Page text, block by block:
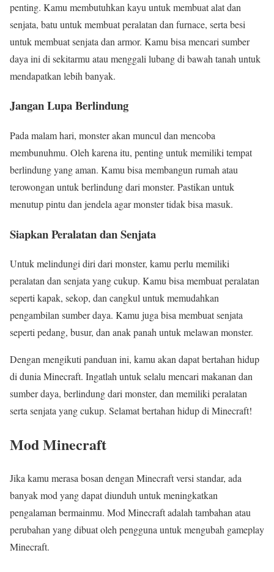
penting. Kamu membutuhkan kayu untuk membuat alat dan
senjata, batu untuk membuat peralatan dan furnace, serta besi
untuk membuat senjata dan armor. Kamu bisa mencari sumber
daya ini di sekitarmu atau menggali lubang di bawah tanah untuk
mendapatkan lebih banyak.
Jangan Lupa Berlindung
Pada malam hari, monster akan muncul dan mencoba
membunuhmu. Oleh karena itu, penting untuk memiliki tempat
berlindung yang aman. Kamu bisa membangun rumah atau
terowongan untuk berlindung dari monster. Pastikan untuk
menutup pintu dan jendela agar monster tidak bisa masuk.
Siapkan Peralatan dan Senjata
Untuk melindungi diri dari monster, kamu perlu memiliki
peralatan dan senjata yang cukup. Kamu bisa membuat peralatan
seperti kapak, sekop, dan cangkul untuk memudahkan
pengambilan sumber daya. Kamu juga bisa membuat senjata
seperti pedang, busur, dan anak panah untuk melawan monster.
Dengan mengikuti panduan ini, kamu akan dapat bertahan hidup
di dunia Minecraft. Ingatlah untuk selalu mencari makanan dan
sumber daya, berlindung dari monster, dan memiliki peralatan
serta senjata yang cukup. Selamat bertahan hidup di Minecraft!
Mod Minecraft
Jika kamu merasa bosan dengan Minecraft versi standar, ada
banyak mod yang dapat diunduh untuk meningkatkan
pengalaman bermainmu. Mod Minecraft adalah tambahan atau
perubahan yang dibuat oleh pengguna untuk mengubah gameplay
Minecraft.